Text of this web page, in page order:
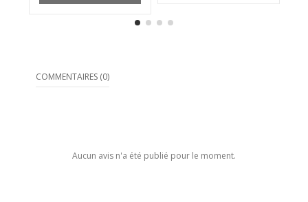
COMMENTAIRES (0)
Aucun avis n'a été publié pour le moment.